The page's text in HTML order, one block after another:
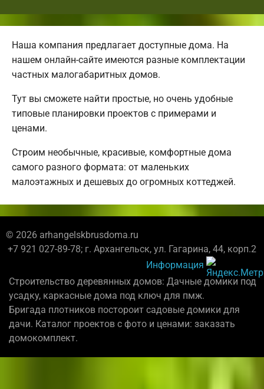
Наша компания предлагает доступные дома. На
нашем онлайн-сайте имеются разные комплектации
частных малогабаритных домов.
Тут вы сможете найти простые, но очень удобные
типовые планировки проектов с примерами и
ценами.
Строим необычные, красивые, комфортные дома
самого разного формата: от маленьких
малоэтажных и дешевых до огромных коттеджей.
© 2026 arhangelskbrusdoma.ru
+7 921 027-89-78; г. Архангельск, ул. Гагарина, 44, корп.2
Информация
Строительство деревянных домов: Дачные домики под
усадку, каркасные дома под ключ для пмж.
Бригада плотников постороит садовые домики для
дачи. Каталог проектов с фото и ценами: заказать
домокомплект.